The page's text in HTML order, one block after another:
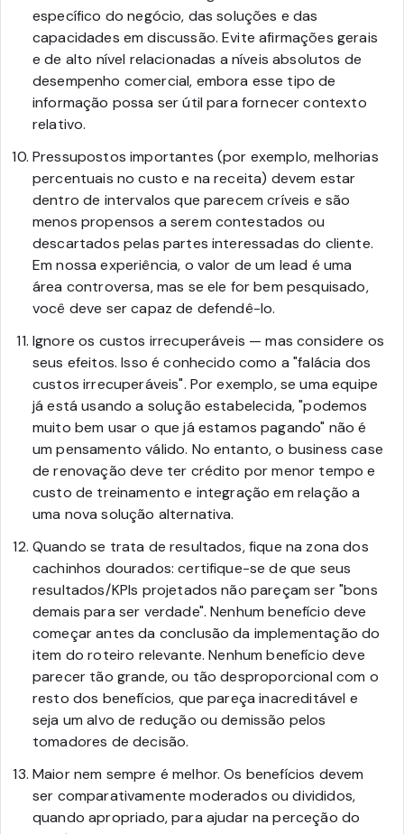
específico do negócio, das soluções e das
capacidades em discussão. Evite afirmações gerais
e de alto nível relacionadas a níveis absolutos de
desempenho comercial, embora esse tipo de
informação possa ser útil para fornecer contexto
relativo.
Pressupostos importantes (por exemplo, melhorias
percentuais no custo e na receita) devem estar
dentro de intervalos que parecem críveis e são
menos propensos a serem contestados ou
descartados pelas partes interessadas do cliente.
Em nossa experiência, o valor de um lead é uma
área controversa, mas se ele for bem pesquisado,
você deve ser capaz de defendê-lo.
Ignore os custos irrecuperáveis — mas considere os
seus efeitos. Isso é conhecido como a "falácia dos
custos irrecuperáveis". Por exemplo, se uma equipe
já está usando a solução estabelecida, "podemos
muito bem usar o que já estamos pagando" não é
um pensamento válido. No entanto, o business case
de renovação deve ter crédito por menor tempo e
custo de treinamento e integração em relação a
uma nova solução alternativa.
Quando se trata de resultados, fique na zona dos
cachinhos dourados: certifique-se de que seus
resultados/KPIs projetados não pareçam ser "bons
demais para ser verdade". Nenhum benefício deve
começar antes da conclusão da implementação do
item do roteiro relevante. Nenhum benefício deve
parecer tão grande, ou tão desproporcional com o
resto dos benefícios, que pareça inacreditável e
seja um alvo de redução ou demissão pelos
tomadores de decisão.
Maior nem sempre é melhor. Os benefícios devem
ser comparativamente moderados ou divididos,
quando apropriado, para ajudar na perceção do